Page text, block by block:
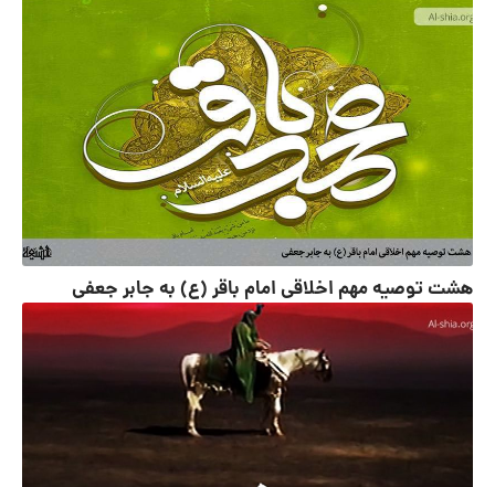
هشت توصیه مهم اخلاقی امام باقر (ع) به جابر جعفی